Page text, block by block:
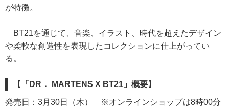
が特徴。
BT21を通じて、音楽、イラスト、時代を超えたデザイン
や柔軟な創造性を表現したコレクションに仕上がってい
る。
【「DR． MARTENS X BT21」概要】
発売日：3月30日（木） ※オンラインショップは8時00分